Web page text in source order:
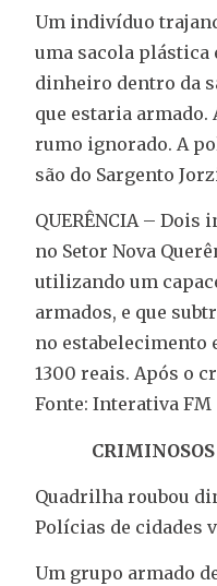
Um indivíduo
uma sacola plástica
dinheiro dentro da
que estaria
rumo ignorado. A
são do Sargento
QUERÊNCIA –
no Setor Nova
utilizando ​um
armados, e que
no estabelecimento
1300 reais. Após o
Fonte: Interativa FM
Quadrilha roubou
Polícias de cidades
Um grupo armado